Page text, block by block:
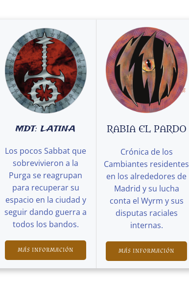
MDT: LATINA
Los pocos Sabbat que
sobrevivieron a la
Purga se reagrupan
para recuperar su
espacio en la ciudad y
seguir dando guerra a
todos los bandos.
MÁS INFORMACIÓN
RABIA EL PARDO
Crónica de los
Cambiantes residentes
en los alrededores de
Madrid y su lucha
conta el Wyrm y sus
disputas raciales
internas.
MÁS INFORMACIÓN